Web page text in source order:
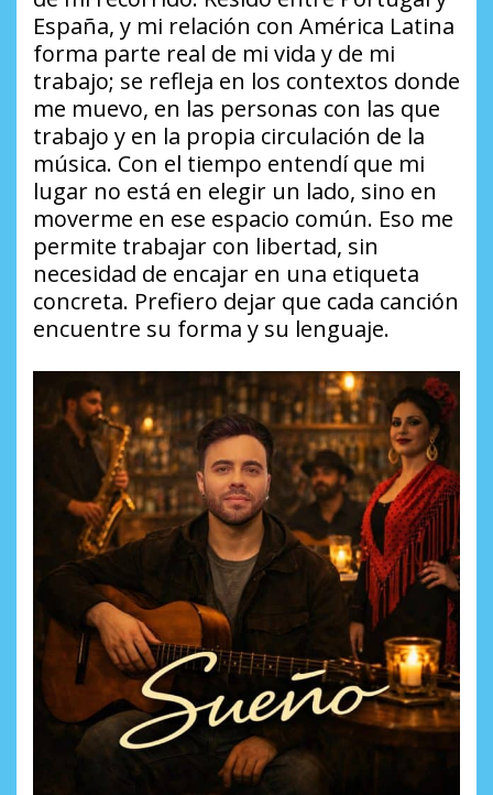
España, y mi relación con América Latina
forma parte real de mi vida y de mi
trabajo; se refleja en los contextos donde
me muevo, en las personas con las que
trabajo y en la propia circulación de la
música. Con el tiempo entendí que mi
lugar no está en elegir un lado, sino en
moverme en ese espacio común. Eso me
permite trabajar con libertad, sin
necesidad de encajar en una etiqueta
concreta. Prefiero dejar que cada canción
encuentre su forma y su lenguaje.